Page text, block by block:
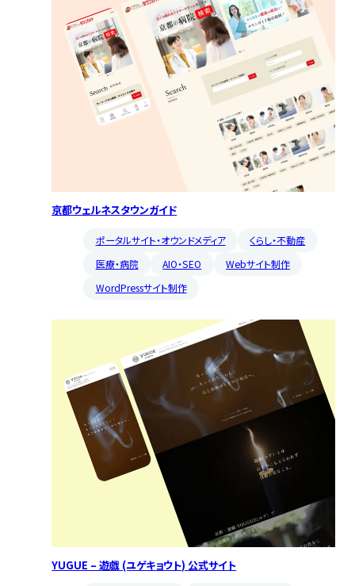
京都ウェルネスタウンガイド
ポータルサイト・オウンドメディア
くらし・不動産
医療・病院
AIO・SEO
Webサイト制作
WordPressサイト制作
YUGUE – 遊戯 (ユゲキョウト) 公式サイト